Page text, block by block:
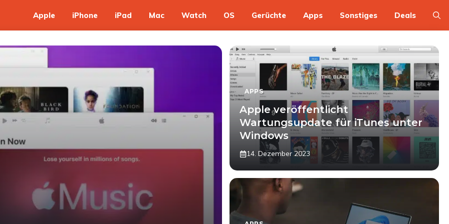
Apple iPhone iPad Mac Watch OS Gerüchte Apps Sonstiges Deals
APPS
Apple veröffentlicht
Wartungsupdate für iTunes unter
Windows
14. Dezember 2023